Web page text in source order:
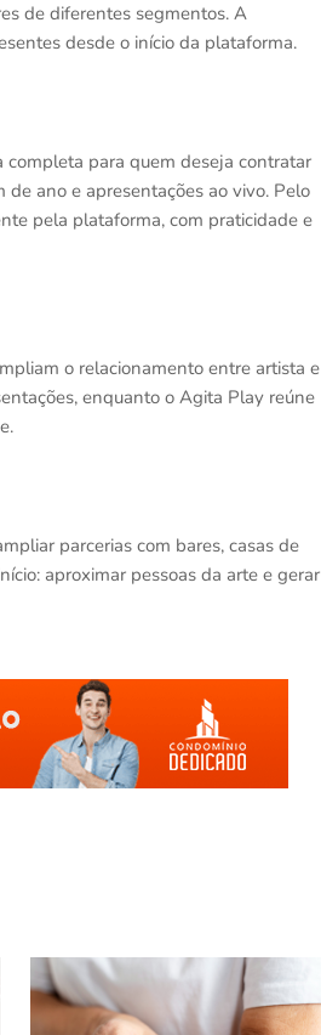
de diferentes segmentos. A
desde o início da plataforma.
completa para quem deseja contratar
de ano e apresentações ao vivo. Pelo
pela plataforma, com praticidade e
o relacionamento entre artista e
enquanto o Agita Play reúne
parcerias com bares, casas de
aproximar pessoas da arte e gerar